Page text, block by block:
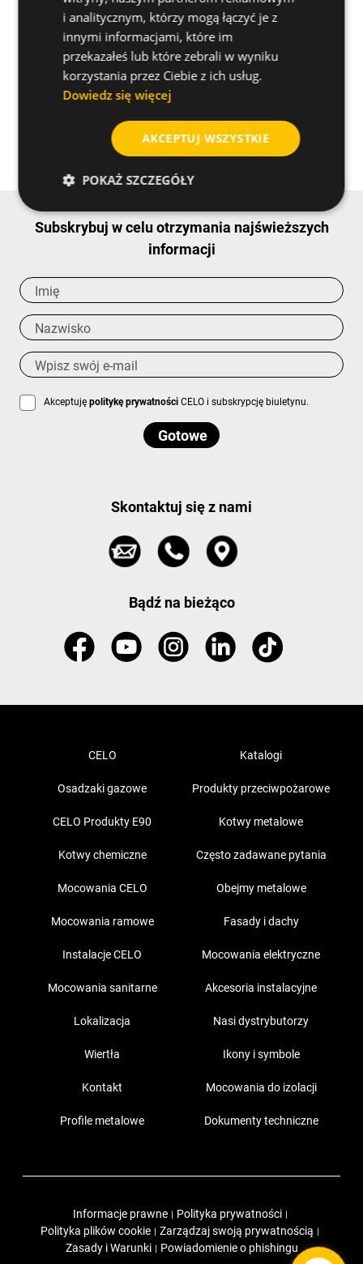
Czy masz jakieś pytania
dotyczące tego produktu?
Poproś o więcej informacji
Subskrybuj w celu otrzymania najświeższych
informacji
Akceptujępolitykę prywatności CELO i subskrypcję biuletynu.
Skontaktuj się z nami
Bądź na bieżąco
CELO Katalogi
Osadzaki gazowe Produkty przeciwpożarowe
CELO Produkty E90 Kotwy metalowe
Kotwy chemiczne Często zadawane pytania
Mocowania CELO Obejmy metalowe
Mocowania ramowe Fasady i dachy
Instalacje CELO Mocowania elektryczne
Mocowania sanitarne Akcesoria instalacyjne
Lokalizacja Nasi dystrybutorzy
Wiertła Ikony i symbole
Kontakt Mocowania do izolacji
Profile metalowe Dokumenty techniczne
Informacje prawne | Polityka prywatności |
Polityka plików cookie | Zarządzaj swoją prywatnością |
Zasady i Warunki | Powiadomienie o phishingu
i analitycznym, którzy mogą łączyć je z
innymi informacjami, które im
przekazałeś lub które zebrali w wyniku
korzystania przez Ciebie z ich usług.
Dowiedz się więcej
AKCEPTUJ WSZYSTKIE
POKAŻ SZCZEGÓŁY